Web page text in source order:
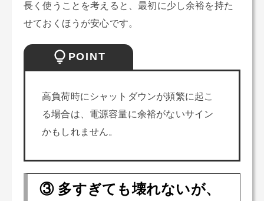
長く使うことを考えると、最初に少し余裕を持た
せておくほうが安心です。
POINT
高負荷時にシャットダウンが頻繁に起こ
る場合は、電源容量に余裕がないサイン
かもしれません。
③ 多すぎても壊れないが、